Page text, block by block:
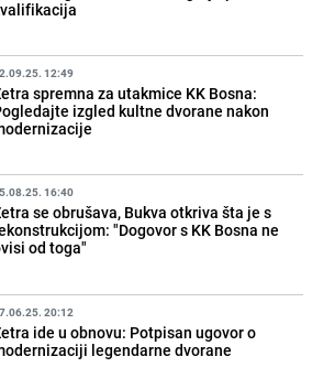
12:49
spremna za utakmice KK Bosna:
izgled kultne dvorane nakon
16:40
se obrušava, Bukva otkriva šta je s
"Dogovor s KK Bosna ne
od toga"
20:12
ide u obnovu: Potpisan ugovor o
legendarne dvorane